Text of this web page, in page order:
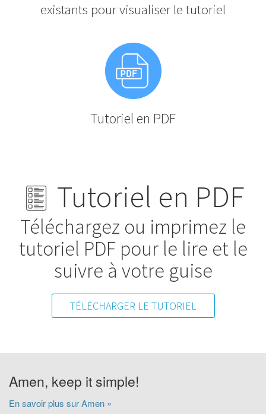
existants pour visualiser le tutoriel
Tutoriel en PDF
Tutoriel en PDF
Téléchargez ou imprimez le
tutoriel PDF pour le lire et le
suivre à votre guise
TÉLÉCHARGER LE TUTORIEL
Amen, keep it simple!
En savoir plus sur Amen »